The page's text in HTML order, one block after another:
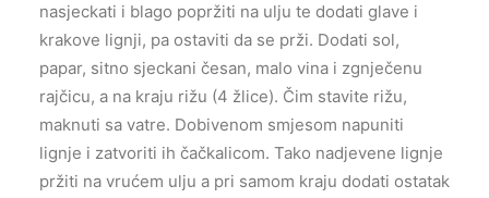
nasjeckati i blago popržiti na ulju te dodati glave i
krakove lignji, pa ostaviti da se prži. Dodati sol,
papar, sitno sjeckani česan, malo vina i zgnječenu
rajčicu, a na kraju rižu (4 žlice). Čim stavite rižu,
maknuti sa vatre. Dobivenom smjesom napuniti
lignje i zatvoriti ih čačkalicom. Tako nadjevene lignje
pržiti na vrućem ulju a pri samom kraju dodati ostatak